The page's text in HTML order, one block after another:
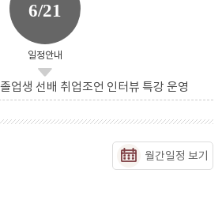
6/21
일정안내
업생 선배 취업조언 인터뷰 특강 운영
월간일정 보기